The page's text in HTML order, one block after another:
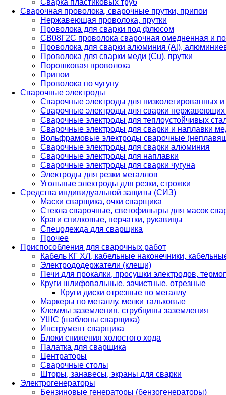
Сварка пластиковых труб
Сварочная проволока, сварочные прутки, припои
Нержавеющая проволока, прутки
Проволока для сварки под флюсом
СВ08Г2С проволока сварочная омедненная и
Проволока для сварки алюминия (Al),
Проволока для сварки меди (Cu), прутки
Порошковая проволока
Припои
Проволока по чугуну
Сварочные электроды
Сварочные электроды для низколегированных и
Сварочные электроды для сварки
Сварочные электроды для теплоустойчивых
Сварочные электроды для сварки и наплавки
Вольфрамовые электроды сварочные
Сварочные электроды для сварки алюминия
Сварочные электроды для наплавки
Сварочные электроды для сварки чугуна
Электроды для резки металлов
Угольные электроды для резки, строжки
Средства индивидуальной защиты (СИЗ)
Маски сварщика, очки сварщика
Стекла сварочные, светофильтры для масок
Краги спилковые, перчатки, рукавицы
Спецодежда для сварщика
Прочее
Приспособления для сварочных работ
Кабель КГ ХЛ, кабельные наконечники,
Электрододержатели (клещи)
Печи для прокалки, просушки электродов,
Круги шлифовальные, зачистные, отрезные
Круги диски отрезные по металлу
Маркеры по металлу, мелки тальковые
Клеммы заземления, струбцины заземления
УШС (шаблоны сварщика)
Инструмент сварщика
Блоки снижения холостого хода
Палатка для сварщика
Центраторы
Сварочные столы
Шторы, занавесы, экраны для сварки
Электрогенераторы
Бензиновые генераторы (бензогенераторы)